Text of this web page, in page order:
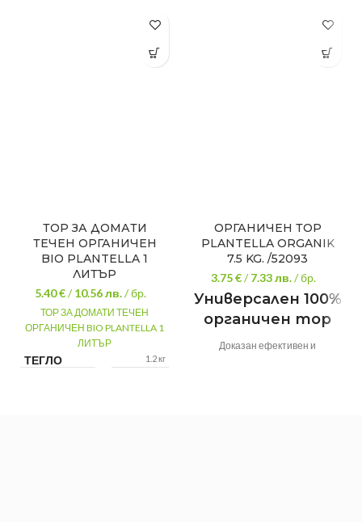
ТОР ЗА ДОМАТИ
ТЕЧЕН ОРГАНИЧЕН
BIO PLANTELLA 1
ЛИТЪР
5.40 €/10.56лв./ бр.
ТОР ЗА ДОМАТИ ТЕЧЕН
ОРГАНИЧЕН BIO PLANTELLA 1
ЛИТЪР
ТЕГЛО 1.2 кг
ОРГАНИЧЕН ТОР
PLANTELLA ORGANIK
7.5 KG. /52093
3.75 €/7.33лв./ бр.
Универсален 100%
органичен тор
Доказан ефективен и